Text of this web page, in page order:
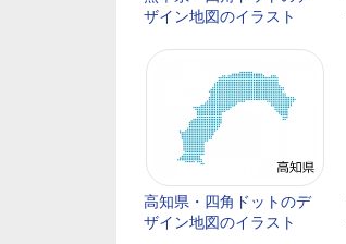
ザイン地図のイラスト
高知県・四角ドットのデ
ザイン地図のイラスト